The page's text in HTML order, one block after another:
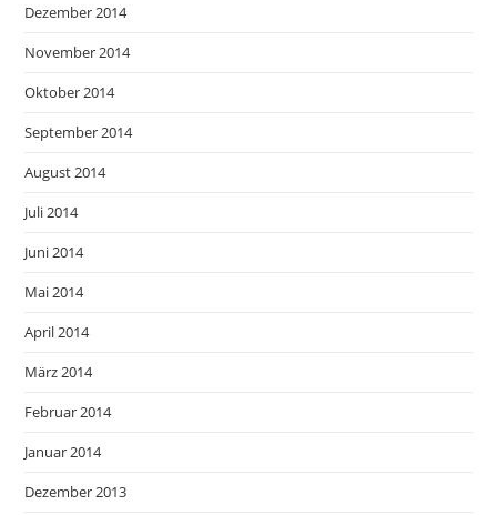
Dezember 2014
November 2014
Oktober 2014
September 2014
August 2014
Juli 2014
Juni 2014
Mai 2014
April 2014
März 2014
Februar 2014
Januar 2014
Dezember 2013